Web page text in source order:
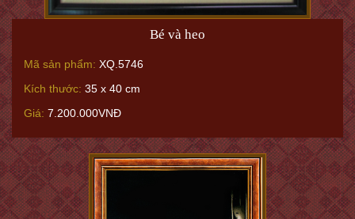
Bé và heo
Mã sản phẩm: XQ.5746
Kích thước: 35 x 40 cm
Giá: 7.200.000VNĐ